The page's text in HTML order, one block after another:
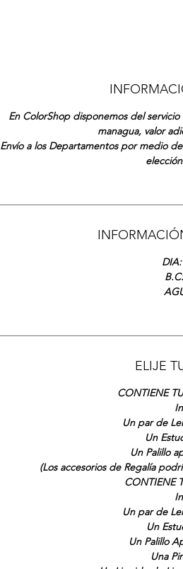
En ColorShop disponemos del
managua, valor
Envío a los Departamentos por medio
ELIJE
CONTIENE
Un par de
Un
Un Palillo
(Los accesorios de Regalía
CONTIENE
Un par de
Un
Un Palillo
Una